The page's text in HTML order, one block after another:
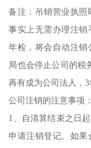
备注：吊销营业执照
事实上无需办理注销
年检，将会自动注销
局也会停止公司的税
再有成为公司法人，3
公司注销的注意事项：
1、自清算结束之日
申请注销登记。如